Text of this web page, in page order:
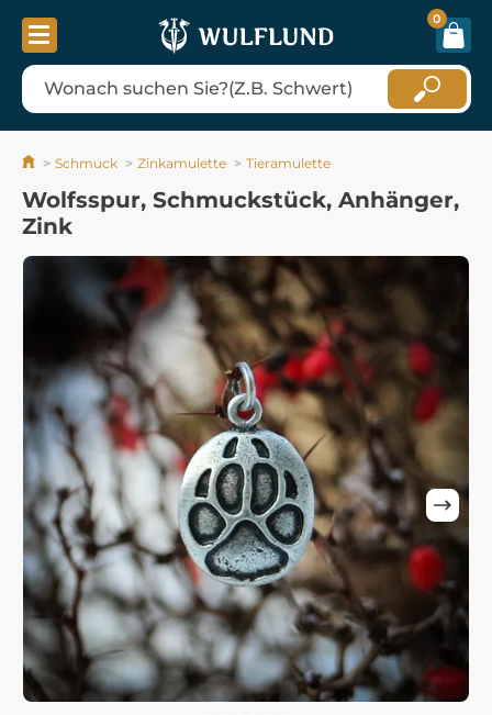
0
Schmuck Zinkamulette Tieramulette
Wolfsspur, Schmuckstück, Anhänger,
Zink